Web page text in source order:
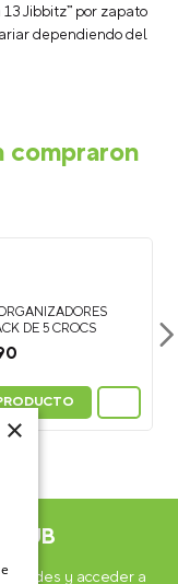
Jibbitz™ por zapato
dependiendo del
compraron
DE 5 CROCS
y acceder a
×